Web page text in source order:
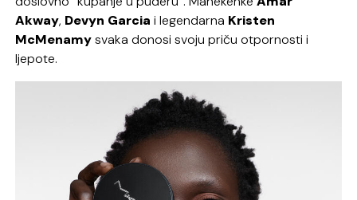
Akway, Devyn Garcia i legendarna Kristen
McMenamysvaka donosi svoju priču otpornosti i
ljepote.